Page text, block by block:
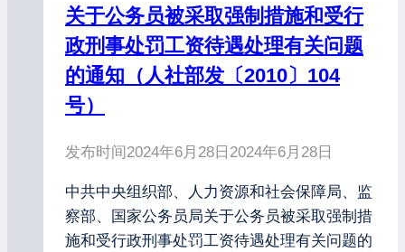
关于公务员被采取强制措施和受行
政刑事处罚工资待遇处理有关问题
的通知（人社部发〔2010〕104
号）
发布时间2024年6月28日 2024年6月28日
中共中央组织部、人力资源和社会保障局、监
察部、国家公务员局关于公务员被采取强制措
施和受行政刑事处罚工资待遇处理有关问题的